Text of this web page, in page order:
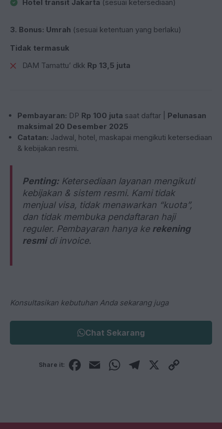
Hotel transit Jakarta (sesuai ketersediaan)
3. Bonus: Umrah (sesuai ketentuan yang berlaku)
Tidak termasuk
DAM Tamattu’ dkk Rp 13,5 juta
Pembayaran: DP Rp 100 juta saat daftar | Pelunasan
maksimal 20 Desember 2025
Catatan: Jadwal, hotel, maskapai mengikuti ketersediaan
& kebijakan resmi.
Penting: Ketersediaan layanan mengikuti
kebijakan & sistem resmi. Kami tidak
menjual visa, tidak menawarkan “kuota”,
dan tidak membuka pendaftaran haji
reguler. Pembayaran hanya ke rekening
resmidi invoice.
Konsultasikan kebutuhan Anda sekarang juga
Chat Sekarang
Share it: F
E
W T
X
C